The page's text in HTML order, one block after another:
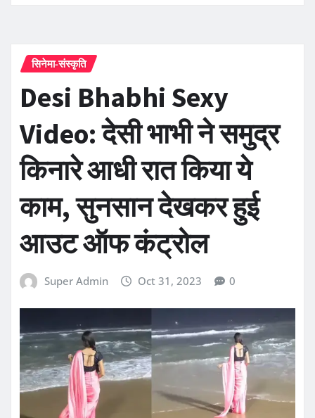
सिनेमा-संस्कृति
Desi Bhabhi Sexy
Video: देसी भाभी ने समुद्र
किनारे आधी रात किया ये
काम, सुनसान देखकर हुई
आउट ऑफ कंट्रोल
Super Admin Oct 31, 2023 0